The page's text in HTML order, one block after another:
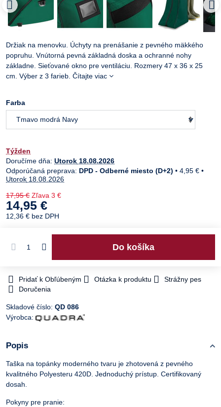
Držiak na menovku. Úchyty na prenášanie z pevného mäkkého
popruhu. Vnútorná pevná základná doska a ochranné nohy
základne. Sieťované okno pre ventiláciu. Rozmery 47 x 36 x 25
cm. Výber z 3 farieb. Čítajte viac
Farba
Týžden
Doručíme dňa: Utorok 18.08.2026
DPD - Odberné miesto (D+2) • 4,95 € •
Utorok 18.08.2026
17,95 € Zľava 3 €
14,95 €
12,36 € bez DPH
Do košíka
Pridať k Obľúbeným Otázka k produktu
Strážny pes
Doručenia
Skladové číslo: QD 086
Výrobca:
Popis
Taška na topánky moderného tvaru je zhotovená z pevného
kvalitného Polyesteru 420D. Jednoduchý prístup. Certifikovaný
dosah.
Pokyny pre pranie: